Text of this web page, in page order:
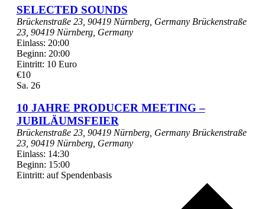
SELECTED SOUNDS
Brückenstraße 23, 90419 Nürnberg, Germany Brückenstraße
23, 90419 Nürnberg, Germany
Einlass: 20:00
Beginn: 20:00
Eintritt: 10 Euro
€10
Sa. 26
10 JAHRE PRODUCER MEETING –
JUBILÄUMSFEIER
Brückenstraße 23, 90419 Nürnberg, Germany Brückenstraße
23, 90419 Nürnberg, Germany
Einlass: 14:30
Beginn: 15:00
Eintritt: auf Spendenbasis